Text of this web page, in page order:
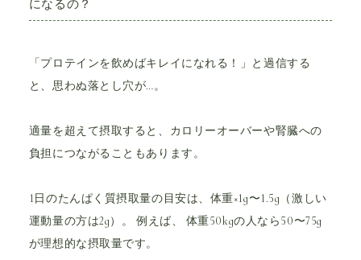
になるの？
「プロテインを飲めばキレイになれる！」と過信する
と、思わぬ落とし穴が…。
適量を超えて摂取すると、カロリーオーバーや腎臓への
負担につながることもあります。
1日のたんぱく質摂取量の目安は、体重×1g〜1.5g（激しい
運動量の方は2g）。 例えば、 体重50kgの人なら50〜75g
が理想的な摂取量です。